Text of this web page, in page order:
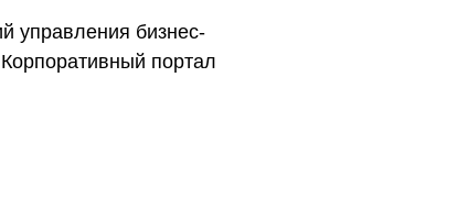
управления бизнес-
портал